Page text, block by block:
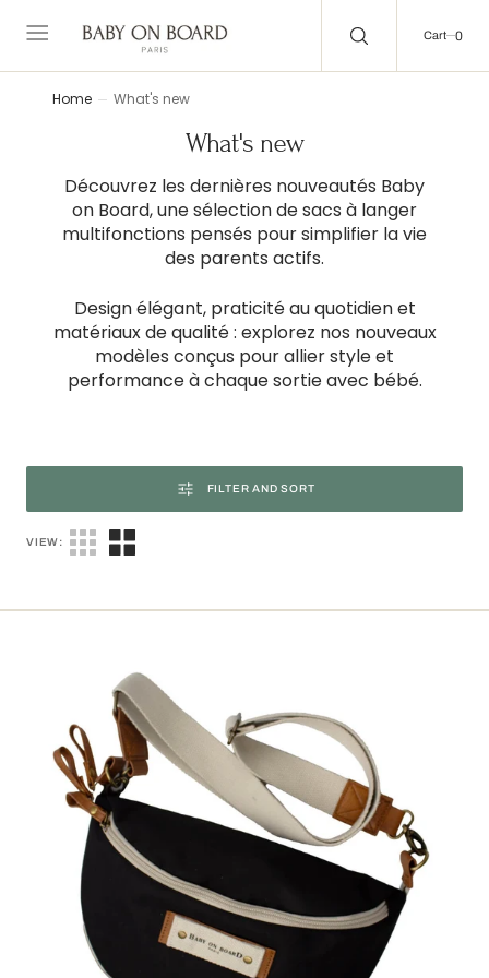
Cart 00
Home What's new
Collection:
What's new
Découvrez les dernières nouveautés Baby
on Board, une sélection de sacs à langer
multifonctions pensés pour simplifier la vie
des parents actifs.
Design élégant, praticité au quotidien et
matériaux de qualité : explorez nos nouveaux
modèles conçus pour allier style et
performance à chaque sortie avec bébé.
FILTER AND SORT
VIEW: